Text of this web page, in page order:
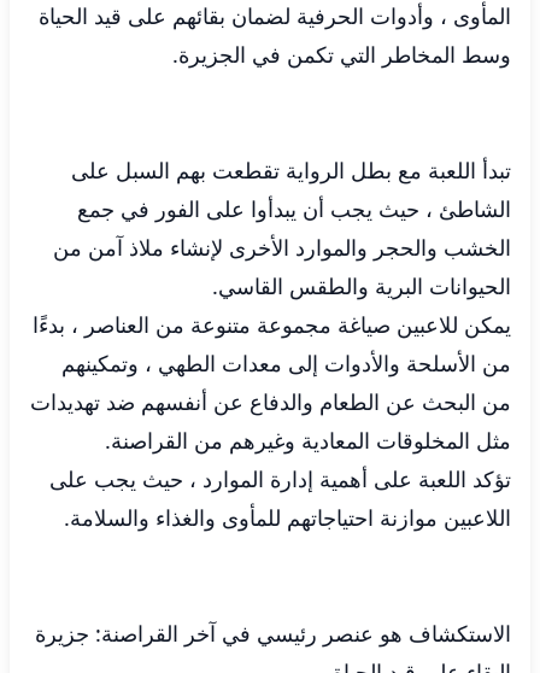
المأوى ، وأدوات الحرفية لضمان بقائهم على قيد الحياة
وسط المخاطر التي تكمن في الجزيرة.
تبدأ اللعبة مع بطل الرواية تقطعت بهم السبل على
الشاطئ ، حيث يجب أن يبدأوا على الفور في جمع
الخشب والحجر والموارد الأخرى لإنشاء ملاذ آمن من
الحيوانات البرية والطقس القاسي.
يمكن للاعبين صياغة مجموعة متنوعة من العناصر ، بدءًا
من الأسلحة والأدوات إلى معدات الطهي ، وتمكينهم
من البحث عن الطعام والدفاع عن أنفسهم ضد تهديدات
مثل المخلوقات المعادية وغيرهم من القراصنة.
تؤكد اللعبة على أهمية إدارة الموارد ، حيث يجب على
اللاعبين موازنة احتياجاتهم للمأوى والغذاء والسلامة.
الاستكشاف هو عنصر رئيسي في آخر القراصنة: جزيرة